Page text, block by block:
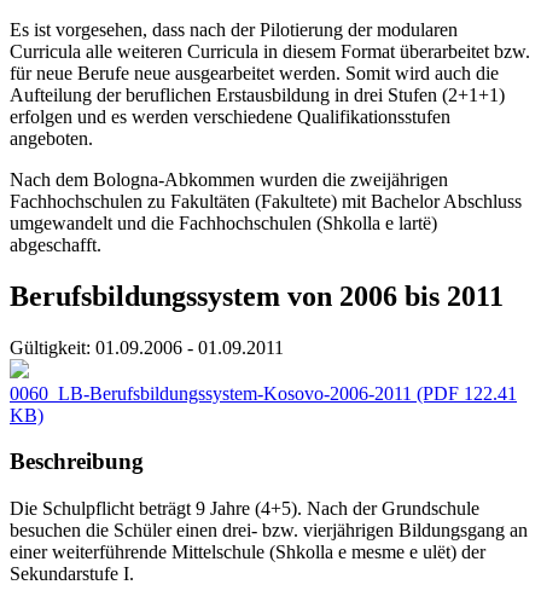
Es ist vorgesehen, dass nach der Pilotierung der modularen
Curricula alle weiteren Curricula in diesem Format überarbeitet bzw.
für neue Berufe neue ausgearbeitet werden. Somit wird auch die
Aufteilung der beruflichen Erstausbildung in drei Stufen (2+1+1)
erfolgen und es werden verschiedene Qualifikationsstufen
angeboten.
Nach dem Bologna-Abkommen wurden die zweijährigen
Fachhochschulen zu Fakultäten (Fakultete) mit Bachelor Abschluss
umgewandelt und die Fachhochschulen (Shkolla e lartë)
abgeschafft.
Berufsbildungssystem von 2006 bis 2011
Gültigkeit: 01.09.2006 - 01.09.2011
0060_LB-Berufsbildungssystem-Kosovo-2006-2011 (PDF 122.41
KB)
Beschreibung
Die Schulpflicht beträgt 9 Jahre (4+5). Nach der Grundschule
besuchen die Schüler einen drei- bzw. vierjährigen Bildungsgang an
einer weiterführende Mittelschule (Shkolla e mesme e ulët) der
Sekundarstufe I.